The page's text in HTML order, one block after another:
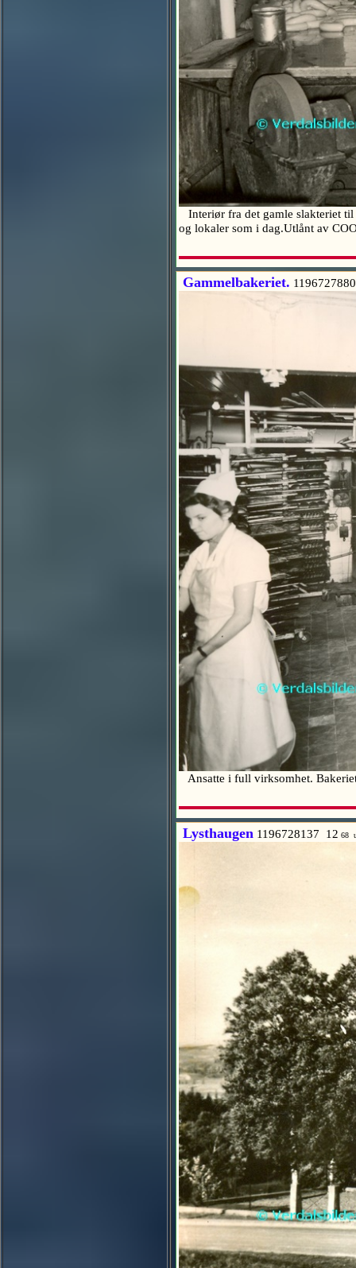
Interiør fra det gamle slakteriet til
og lokaler som i dag.Utlånt av
Gammelbakeriet.
Ansatte i full virksomhet.
Lysthaugen 1196728137 12 68